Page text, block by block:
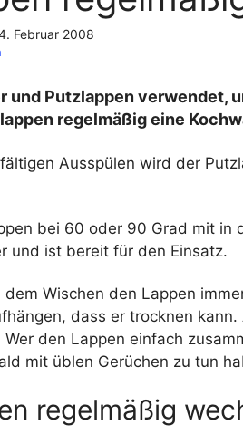
Februar 2008
und Putzlappen verwendet,
regelmäßig eine
Ausspülen wird der
bei 60 oder 90 Grad mit in
und ist bereit für den Einsatz.
dem Wischen den Lappen
dass er trocknen
Wer den Lappen einfach
mit üblen Gerüchen zu tun
regelmäßig